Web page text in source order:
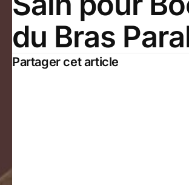
du Bras
Partager cet article